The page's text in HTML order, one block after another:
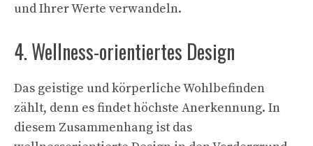
und Ihrer Werte verwandeln.
4. Wellness-orientiertes Design
Das geistige und körperliche Wohlbefinden
zählt, denn es findet höchste Anerkennung. In
diesem Zusammenhang ist das